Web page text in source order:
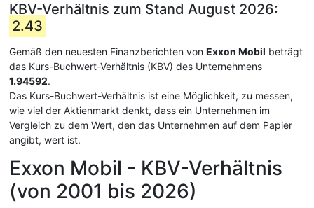
KBV-Verhältnis zum Stand August 2026:
2.43
Gemäß den neuesten Finanzberichten von Exxon Mobil beträgt
das Kurs-Buchwert-Verhältnis (KBV) des Unternehmens
1.94592.
Das Kurs-Buchwert-Verhältnis ist eine Möglichkeit, zu messen,
wie viel der Aktienmarkt denkt, dass ein Unternehmen im
Vergleich zu dem Wert, den das Unternehmen auf dem Papier
angibt, wert ist.
Exxon Mobil - KBV-Verhältnis
(von 2001 bis 2026)